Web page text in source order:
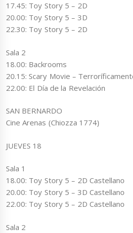
17.45: Toy Story 5 – 2D
20.00: Toy Story 5 – 3D
22.30: Toy Story 5 – 2D
Sala 2
18.00: Backrooms
20.15: Scary Movie –
22.00: El Día de la Revelación
SAN BERNARDO
Cine Arenas (Chiozza 1774)
JUEVES 18
Sala 1
18.00: Toy Story 5 – 2D Castellano
20.00: Toy Story 5 – 3D Castellano
22.00: Toy Story 5 – 2D Castellano
Sala 2